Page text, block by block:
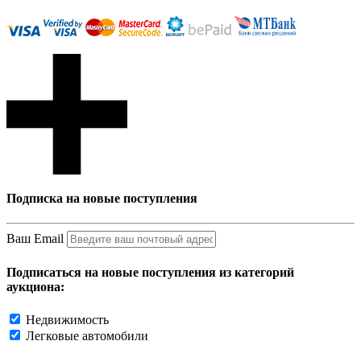
Подписка на новые поступления
Ваш Email
Подписаться на новые поступления из категорий
аукциона:
Недвижимость
Легковые автомобили